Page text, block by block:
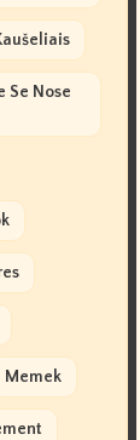
Se Nose
Memek